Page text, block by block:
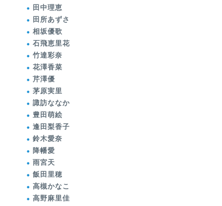
田中理恵
田所あずさ
相坂優歌
石飛恵里花
竹達彩奈
花澤香菜
芹澤優
茅原実里
諏訪ななか
豊田萌絵
逢田梨香子
鈴木愛奈
降幡愛
雨宮天
飯田里穂
高槻かなこ
高野麻里佳